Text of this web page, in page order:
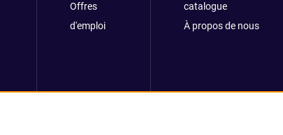
Offres
d'emploi
catalogue
À propos de nous